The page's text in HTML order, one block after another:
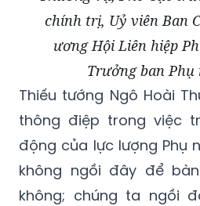
chính trị, Uỷ viên Ban
ương Hội Liên hiệp
Trưởng ban Phụ
Thiếu tướng Ngô Hoài
thông điệp trong việc
động của lực lượng Phụ
không ngồi đây để
không; chúng ta ngồi